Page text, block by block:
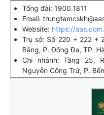
Tổng đài: 1900.1811
Email:
Website: https://
Trụ sở: Số 220 + 222 +
Bằng, P. Đống Đa, TP.
Chi nhánh: Tầng 25,
Nguyễn Công Trứ, P.